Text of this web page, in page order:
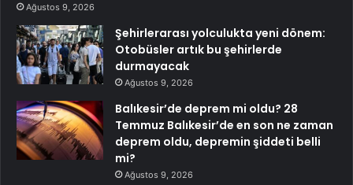
Ağustos 9, 2026
Şehirlerarası yolculukta yeni dönem:
Otobüsler artık bu şehirlerde
durmayacak
Ağustos 9, 2026
Balıkesir’de deprem mi oldu? 28
Temmuz Balıkesir’de en son ne zaman
deprem oldu, depremin şiddeti belli
mi?
Ağustos 9, 2026